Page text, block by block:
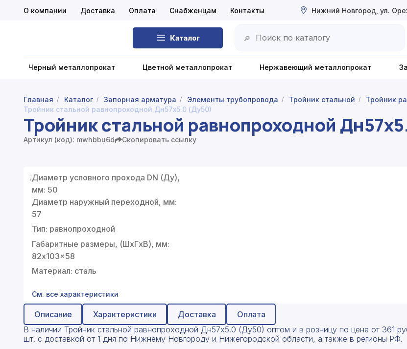
Каталог 🔎
Черный металлопрокат Цветной металлопрокат Нержавеющий металлопрокат
О компании Доставка Оплата Снабженцам Контакты Нижний Новгород, ул.
Черный металлопрокат
Цветной металлопрокат
Запорная арматура
Сетка металлическая
Теплоизоляция для труб
Услуги
Главная / Каталог / Запорная арматура / Элементы трубопровода / Тройник стальной / Тройник
Тройник стальной равнопроходной Дн57х5.0 (Ду50)
Тройник стальной равнопроходной
Артикул (код): mwhbbu6d Скопировать ссылку
;Диаметр условного прохода DN (Ду),
мм: 50
Диаметр наружный переходной, мм:
57
Тип: равнопроходной
Габаритные размеры, (ШxГxВ), мм:
82x103x58
Материал: сталь
См. все характеристики
Описание Характеристики Доставка
Оплата
В наличии Тройник стальной равнопроходной Дн57х5.0 (Ду50) оптом и в розницу по цене от 361
шт. с доставкой от 1 дня по Нижнему Новгороду и Нижегородской области, а также в регионы РФ.